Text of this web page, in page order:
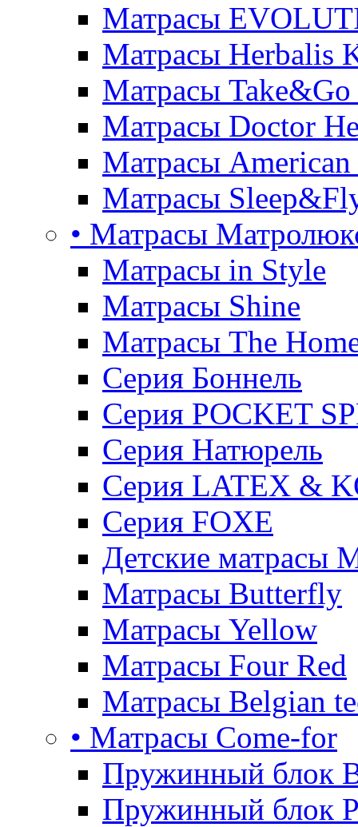
Матрасы
Матрасы Herbalis
Матрасы Take&Go
Матрасы Doctor
Матрасы American
Матрасы
• Матрасы
Матрасы in Style
Матрасы Shine
Матрасы The
Серия Боннель
Серия POCKET
Серия Натюрель
Серия LATEX &
Серия FOXE
Детские матрасы
Матрасы Butterfly
Матрасы Yellow
Матрасы Four Red
Матрасы Belgian
• Матрасы Come-for
Пружинный блок
Пружинный блок